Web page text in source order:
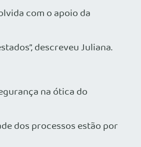
com o apoio da
descreveu Juliana.
na ótica do
dos processos estão por